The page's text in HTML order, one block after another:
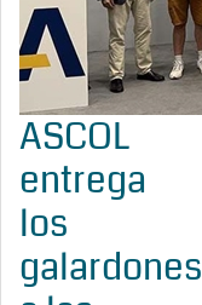
ASCOL
entrega
los
galardones